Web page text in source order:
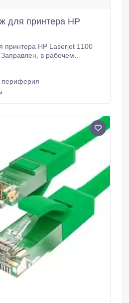
для принтера HP
принтера HP Laserjet 1100
в рабочем